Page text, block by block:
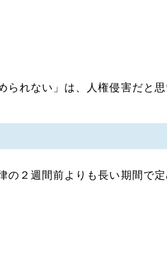
られない」は、人権侵害だと
の２週間前よりも長い期間で